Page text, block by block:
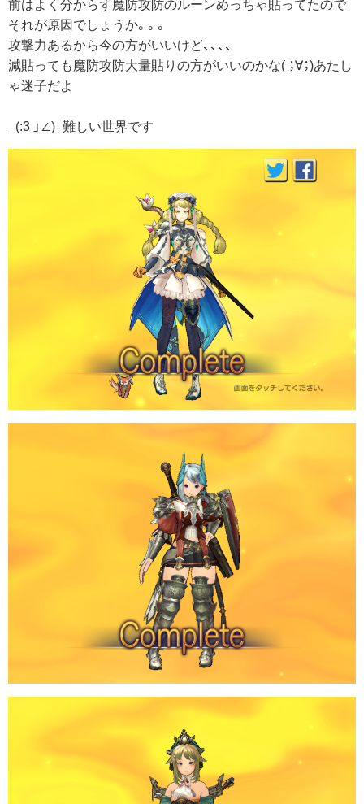
それが原因でしょうか。。。
攻撃力あるから今の方がいいけど、、、、
減貼っても魔防攻防大量貼りの方がいいのかな( ；∀；)あたし
ゃ迷子だよ
_(:3 」∠)_難しい世界です